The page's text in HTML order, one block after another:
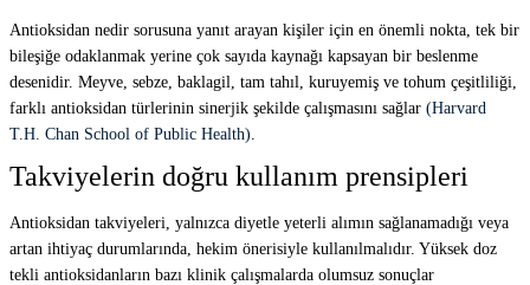
Antioksidan nedir sorusuna yanıt arayan kişiler için en önemli nokta, tek bir
bileşiğe odaklanmak yerine çok sayıda kaynağı kapsayan bir beslenme
desenidir. Meyve, sebze, baklagil, tam tahıl, kuruyemiş ve tohum çeşitliliği,
farklı antioksidan türlerinin sinerjik şekilde çalışmasını sağlar (Harvard
T.H. Chan School of Public Health).
Takviyelerin doğru kullanım prensipleri
Antioksidan takviyeleri, yalnızca diyetle yeterli alımın sağlanamadığı veya
artan ihtiyaç durumlarında, hekim önerisiyle kullanılmalıdır. Yüksek doz
tekli antioksidanların bazı klinik çalışmalarda olumsuz sonuçlar